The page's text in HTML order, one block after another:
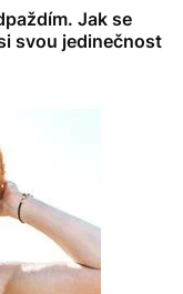
Jak se
svou jedinečnost